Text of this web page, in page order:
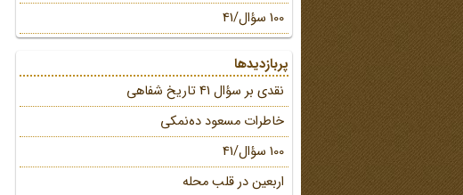
100 سؤال/41
پربازدیدها
نقدی بر سؤال 41 تاریخ شفاهی
خاطرات مسعود ده‌نمکی
100 سؤال/41
اربعین در قلب محله